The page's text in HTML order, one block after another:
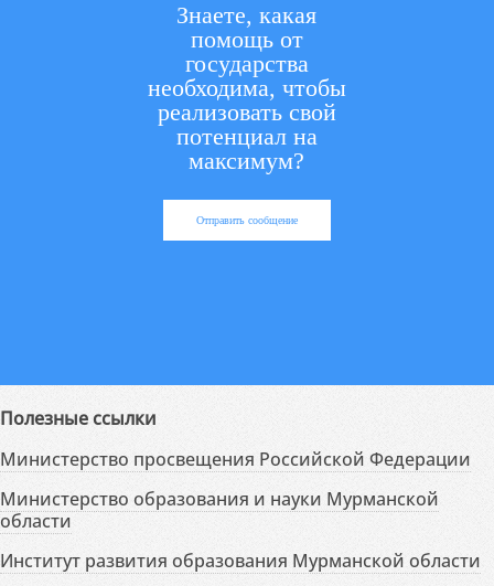
Знаете, какая
помощь от
государства
необходима, чтобы
реализовать свой
потенциал на
максимум?
Отправить сообщение
Полезные ссылки
Министерство просвещения Российской Федерации
Министерство образования и науки Мурманской
области
Институт развития образования Мурманской области